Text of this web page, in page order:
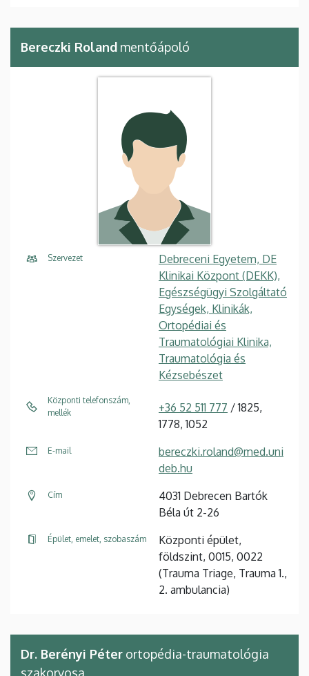
Bereczki Roland mentőápoló
Szervezet
Debreceni Egyetem, DE
Klinikai Központ (DEKK),
Egészségügyi Szolgáltató
Egységek, Klinikák,
Ortopédiai és
Traumatológiai Klinika,
Traumatológia és
Kézsebészet
Központi telefonszám,
mellék
+36 52 511 777 / 1825,
1778, 1052
E-mail
bereczki.roland@med.uni
deb.hu
Cím
4031 Debrecen Bartók
Béla út 2-26
Épület, emelet, szobaszám
Központi épület,
földszint, 0015, 0022
(Trauma Triage, Trauma 1.,
2. ambulancia)
Dr. Berényi Péter ortopédia-traumatológia
szakorvosa